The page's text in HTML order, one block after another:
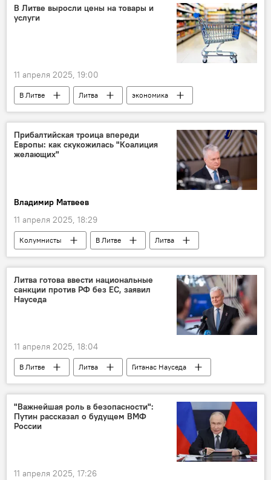
В Литве выросли цены на товары и
услуги
11 апреля 2025, 19:00
В Литве Литва
экономика
Экономика
цены
общество
Общество
Прибалтийская троица впереди
Европы: как скукожилась "Коалиция
желающих"
Владимир Матвеев
11 апреля 2025, 18:29
Колумнисты В Литве
Литва
Довиле Шакалене
Россия
Литва готова ввести национальные
санкции против РФ без ЕС, заявил
Науседа
11 апреля 2025, 18:04
В Литве Литва
Гитанас Науседа
санкции
санкции против России
"Важнейшая роль в безопасности":
Путин рассказал о будущем ВМФ
России
11 апреля 2025, 17:26